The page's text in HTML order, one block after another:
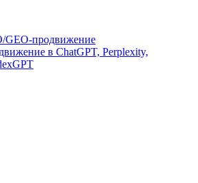
GEO-продвижение
в ChatGPT, Perplexity,